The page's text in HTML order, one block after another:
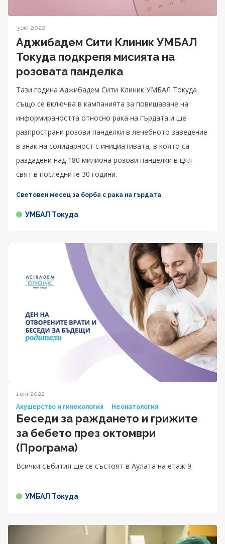
3 окт 2022
Аджибадем Сити Клиник УМБАЛ
Токуда подкрепя мисията на
розовата панделка
Тази година Аджибадем Сити Клиник УМБАЛ Токуда
също се включва в кампанията за повишаване на
информираността относно рака на гърдата и ще
разпространи розови панделки в лечебното заведение
в знак на солидарност с инициативата, в която са
раздадени над 180 милиона розови панделки в цял
свят в последните 30 години.
Световен месец за борба с рака на гърдата
УМБАЛ Токуда
1 окт 2022
Акушерство и гинекология
Неонатология
Беседи за раждането и грижите
за бебетo през октомври
(Програма)
Всички събития ще се състоят в Аулата на етаж 9
УМБАЛ Токуда